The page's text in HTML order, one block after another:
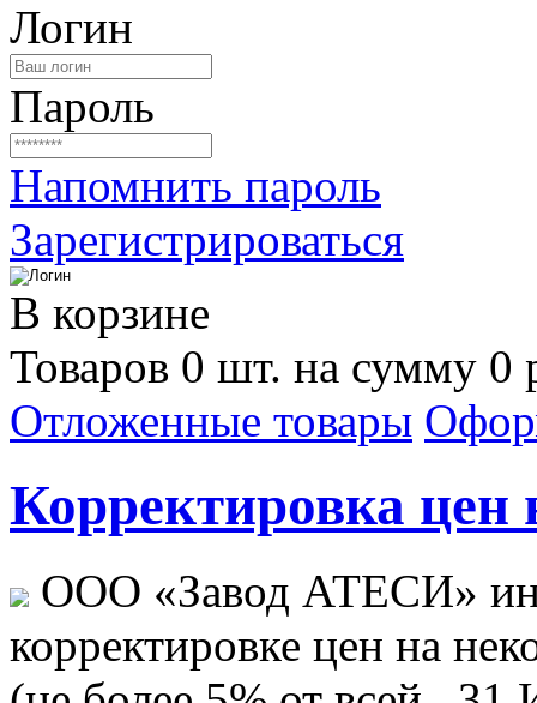
Логин
Пароль
Напомнить пароль
Зарегистрироваться
В корзине
Товаров 0 шт. на сумму 0
Отложенные товары
Корректировка цен
ООО «Завод АТЕСИ»
корректировке цен на